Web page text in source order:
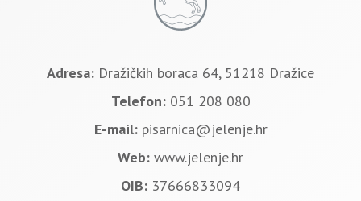
Adresa: Dražičkih boraca 64, 51218 Dražice
Telefon: 051 208 080
E-mail: pisarnica@jelenje.hr
Web: www.jelenje.hr
OIB: 37666833094